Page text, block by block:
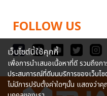
FOLLOW US
เว็บไซต์นี้ใช้คุกกี้
เพื่อการนำเสนอเนื้อหาที่ดี รวมถึง
ประสบการณ์ที่ดีบนบริการของเว็บไ
ไม่มีการปรับตั้งค่าใดๆนั้น แสดงว่า